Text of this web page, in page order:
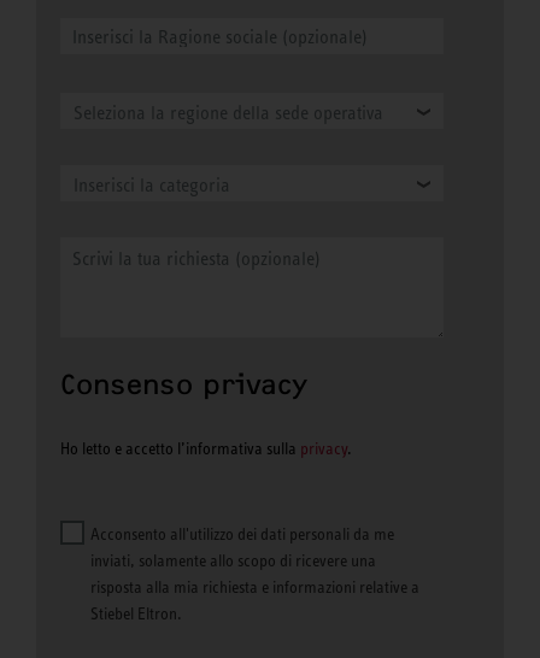
Seleziona la regione della sede operativa
Inserisci la categoria
Consenso privacy
Ho letto e accetto l’informativa sulla privacy.
Acconsento all'utilizzo dei dati personali da me
inviati, solamente allo scopo di ricevere una
risposta alla mia richiesta e informazioni relative a
Stiebel Eltron.